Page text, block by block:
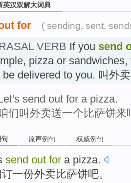
英汉双解大词典
for ( sending, sent,
VERB If you send
pizza or
be delivered to you. 叫外卖
send out for a pizza.
们叫外卖送一个比萨饼来
原声例句 权威例句
send out for a pizza.
订一份外卖比萨饼吧。